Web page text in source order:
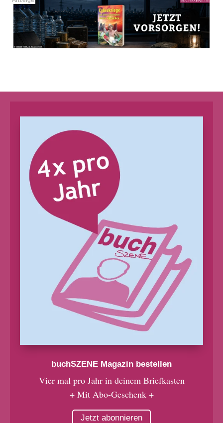
buchSZENE Magazin bestellen
Vier mal pro Jahr in deinem Briefkasten
+ Mit Abo-Geschenk +
Jetzt abonnieren